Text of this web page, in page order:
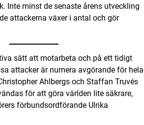
Inte minst de senaste årens utveckling
attackerna växer i antal och gör
sätt att motarbeta och på ett tidigt
attacker är numera avgörande för hela
Ahlbergs och Staffan Truvés
för att göra världen lite säkrare,
förbundsordförande Ulrika